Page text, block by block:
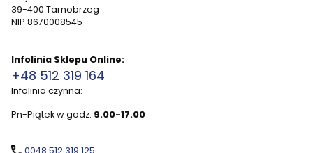
39-400 Tarnobrzeg
NIP 8670008545
Infolinia Sklepu Online:
+48 512 319 164
Infolinia czynna:
Pn-Piątek w godz: 9.00-17.00
0048 512 319 125